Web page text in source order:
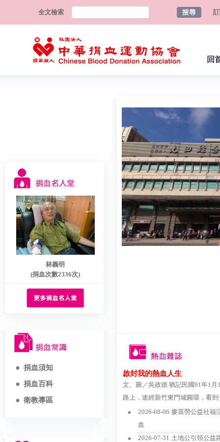
全文檢索
回
林義明
(捐血次數2336次)
捐血須知
捐血百科
衛教專區
啟封我的熱血人生
文、圖／吳政德 猶記民國91年1
路上，途經新竹東門城圓環，看
2026-08-06 麥當勞公益社福
血
2026-07-31 土地公引領公益